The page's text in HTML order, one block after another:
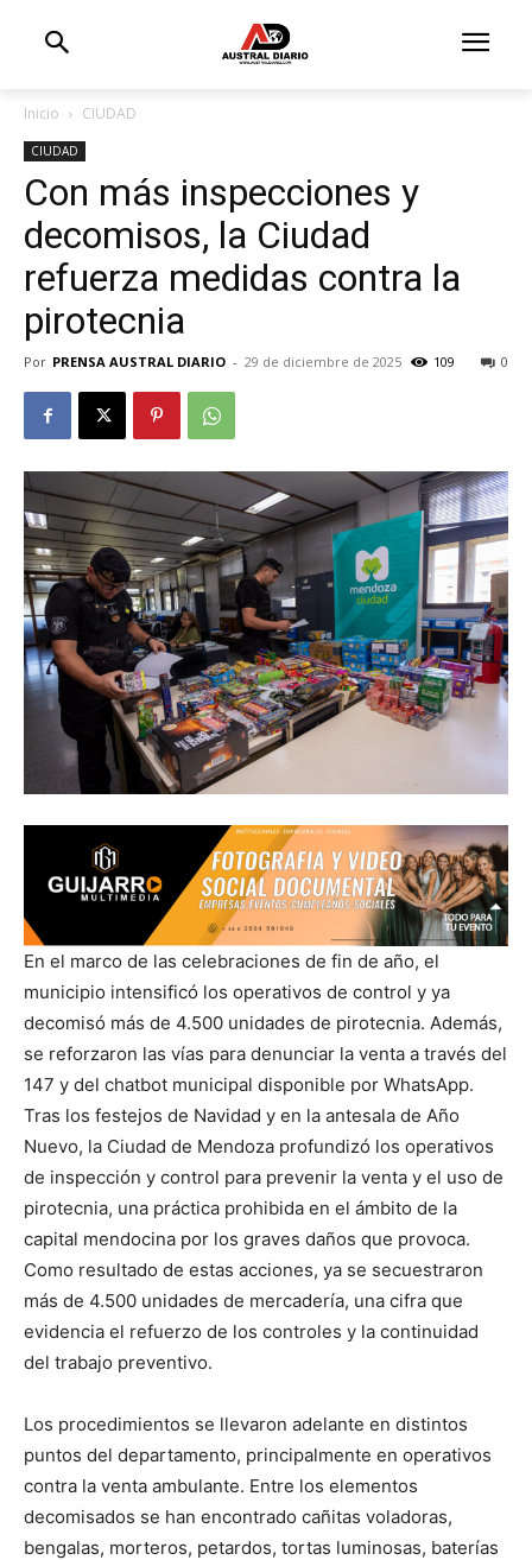
Inicio CIUDAD
CIUDAD
Con más inspecciones y
decomisos, la Ciudad
refuerza medidas contra la
pirotecnia
Por PRENSA AUSTRAL DIARIO - 29 de diciembre de 2025 0
109
En el marco de las celebraciones de fin de año, el
municipio intensificó los operativos de control y ya
decomisó más de 4.500 unidades de pirotecnia. Además,
se reforzaron las vías para denunciar la venta a través del
147 y del chatbot municipal disponible por WhatsApp.
Tras los festejos de Navidad y en la antesala de Año
Nuevo, la Ciudad de Mendoza profundizó los operativos
de inspección y control para prevenir la venta y el uso de
pirotecnia, una práctica prohibida en el ámbito de la
capital mendocina por los graves daños que provoca.
Como resultado de estas acciones, ya se secuestraron
más de 4.500 unidades de mercadería, una cifra que
evidencia el refuerzo de los controles y la continuidad
del trabajo preventivo.
Los procedimientos se llevaron adelante en distintos
puntos del departamento, principalmente en operativos
contra la venta ambulante. Entre los elementos
decomisados se han encontrado cañitas voladoras,
bengalas, morteros, petardos, tortas luminosas, baterías